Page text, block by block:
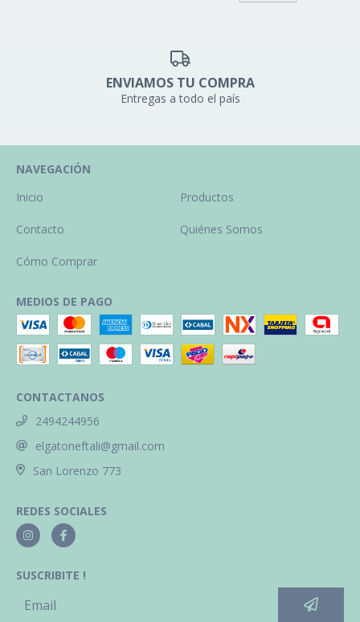
ENVIAMOS TU COMPRA
Entregas a todo el país
NAVEGACIÓN
Inicio
Productos
Contacto Quiénes Somos
Cómo Comprar
MEDIOS DE PAGO
CONTACTANOS
2494244956
elgatoneftali@gmail.com
San Lorenzo 773
REDES SOCIALES
SUSCRIBITE !